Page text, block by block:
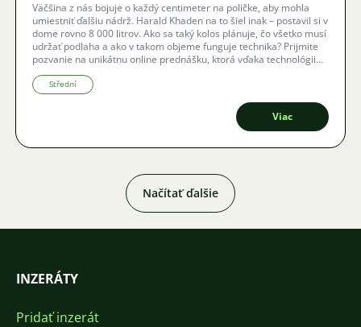
Väčšina z nás bojuje o každý centimeter na poličke, aby mohla
umiestniť ďalšiu nádrž. Harald Khaden na to šiel inak – postavil si v
dome rovno 8 000 litrov. Ako sa taký kolos plánuje, čo všetko musí
udržať podlaha a ako v takom objeme funguje technika? Prijmite
pozvanie na unikátnu online prednášku, ktorá vďaka technológii
Zoom prebehne aj s českými titulkami.
Střední
Viac
Načítať ďalšie
INZERÁTY
Pridať inzerát